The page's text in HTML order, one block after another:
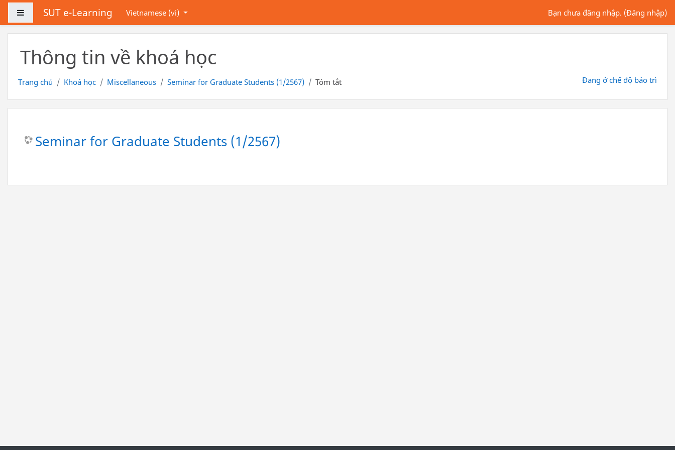
Chuyển tới nội dung chính
Bảng điều khiển cạnh
SUT e-Learning Vietnamese ‎(vi)‎ Bạn chưa đăng nhập. (Đăng nhập)
Thông tin về khoá học
Trang chủ Khoá học Miscellaneous Seminar for Graduate Students (1/2567) Tóm tắt Đang ở chế độ bảo trì
Seminar for Graduate Students (1/2567)